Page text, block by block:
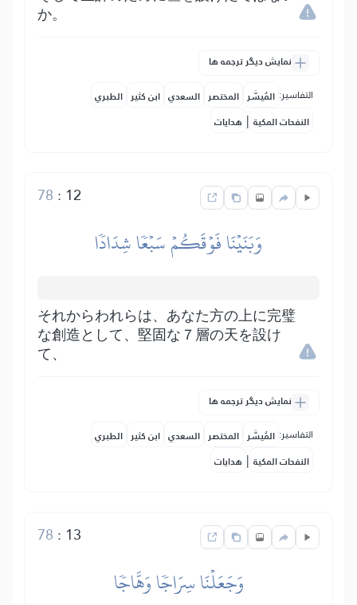
か。
نمایش دیگر ترجمه ها
التفاسير: المُيسَّر المختصر السعدي ابن كثير الطبري
النفحات المكية | هدايات
12
:
78
وَبَنَيۡنَا فَوۡقَكُمۡ سَبۡعٗا شِدَادٗا
それからわれらは、あなた方の上に完璧
な創造として、堅固な７層の天を設け
て、
نمایش دیگر ترجمه ها
التفاسير: المُيسَّر المختصر السعدي ابن كثير الطبري
النفحات المكية | هدايات
13
:
78
وَجَعَلۡنَا سِرَاجٗا وَهَّاجٗا